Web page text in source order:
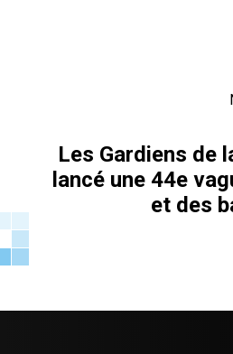
Les Gardiens de
lancé une 44e
et des